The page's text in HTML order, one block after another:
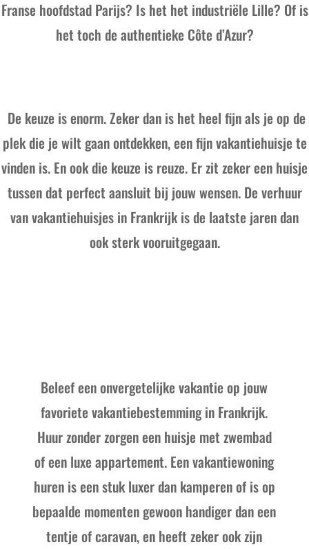
Franse hoofdstad Parijs? Is het het industriële Lille? Of is
het toch de authentieke Côte d’Azur?
De keuze is enorm. Zeker dan is het heel fijn als je op de
plek die je wilt gaan ontdekken, een fijn vakantiehuisje te
vinden is. En ook die keuze is reuze. Er zit zeker een huisje
tussen dat perfect aansluit bij jouw wensen. De verhuur
van vakantiehuisjes in Frankrijk is de laatste jaren dan
ook sterk vooruitgegaan.
Beleef een onvergetelijke vakantie op jouw
favoriete vakantiebestemming in Frankrijk.
Huur zonder zorgen een huisje met zwembad
of een luxe appartement. Een vakantiewoning
huren is een stuk luxer dan kamperen of is op
bepaalde momenten gewoon handiger dan een
tentje of caravan, en heeft zeker ook zijn